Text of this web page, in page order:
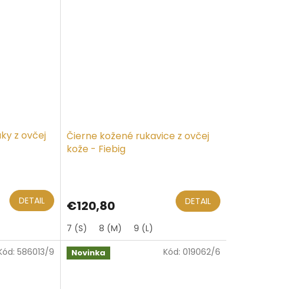
z ovčej
DETAIL
Čierne kožené rukavice z ovčej
kože - Fiebig
€120,80 DETAIL
7 (S) 8 (M) 9 (L)
586013/9 Novinka Kód: 019062/6